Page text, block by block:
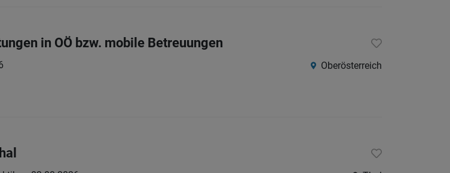
in OÖ bzw. mobile Betreuungen
Oberösterreich